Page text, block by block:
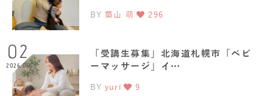
BY 築山 萌 296
02
2026.06
「受講生募集」北海道札幌市「ベビ
ーマッサージ」イ…
BY yuri 9